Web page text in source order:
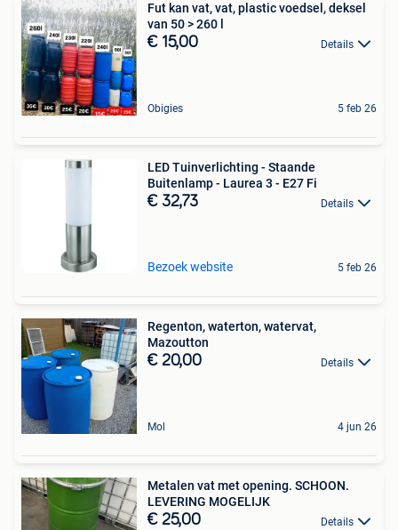
Fut kan vat, vat, plastic voedsel, deksel
van 50 > 260 l
€ 15,00 Details
Obigies 5 feb 26
LED Tuinverlichting - Staande
Buitenlamp - Laurea 3 - E27 Fi
€ 32,73 Details
Bezoek website 5 feb 26
Regenton, waterton, watervat,
Mazoutton
€ 20,00 Details
Mol 4 jun 26
Metalen vat met opening. SCHOON.
LEVERING MOGELIJK
€ 25,00 Details